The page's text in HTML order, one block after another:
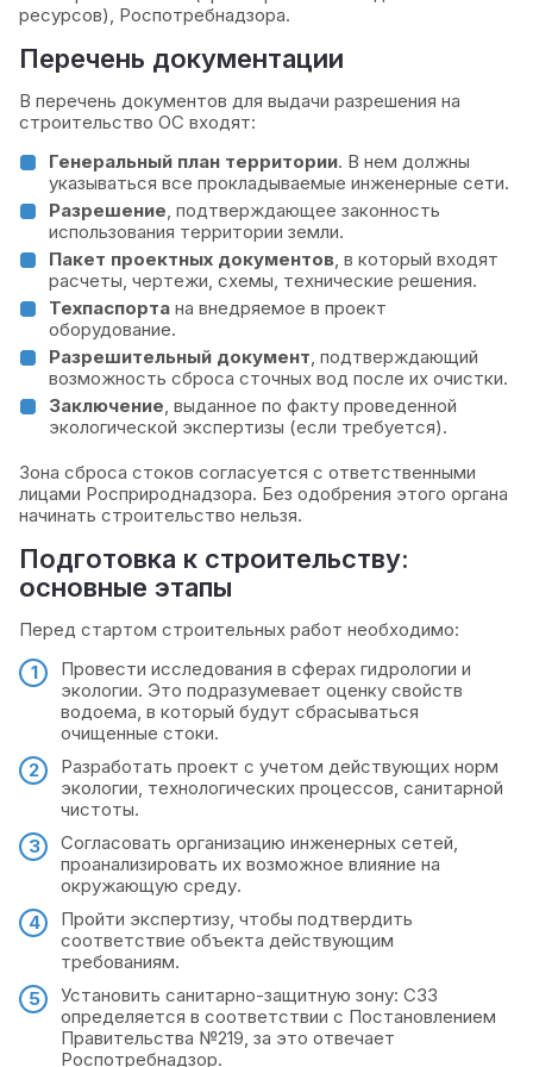
ресурсов), Роспотребнадзора.
Перечень документации
В перечень документов для выдачи разрешения на
строительство ОС входят:
Генеральный план территории. В нем должны
указываться все прокладываемые инженерные сети.
Разрешение, подтверждающее законность
использования территории земли.
Пакет проектных документов, в который входят
расчеты, чертежи, схемы, технические решения.
Техпаспорта на внедряемое в проект
оборудование.
Разрешительный документ, подтверждающий
возможность сброса сточных вод после их очистки.
Заключение, выданное по факту проведенной
экологической экспертизы (если требуется).
Зона сброса стоков согласуется с ответственными
лицами Росприроднадзора. Без одобрения этого органа
начинать строительство нельзя.
Подготовка к строительству:
основные этапы
Перед стартом строительных работ необходимо:
Провести исследования в сферах гидрологии и
экологии. Это подразумевает оценку свойств
водоема, в который будут сбрасываться
очищенные стоки.
Разработать проект с учетом действующих норм
экологии, технологических процессов, санитарной
чистоты.
Согласовать организацию инженерных сетей,
проанализировать их возможное влияние на
окружающую среду.
Пройти экспертизу, чтобы подтвердить
соответствие объекта действующим
требованиям.
Установить санитарно-защитную зону: СЗЗ
определяется в соответствии с Постановлением
Правительства №219, за это отвечает
Роспотребнадзор.